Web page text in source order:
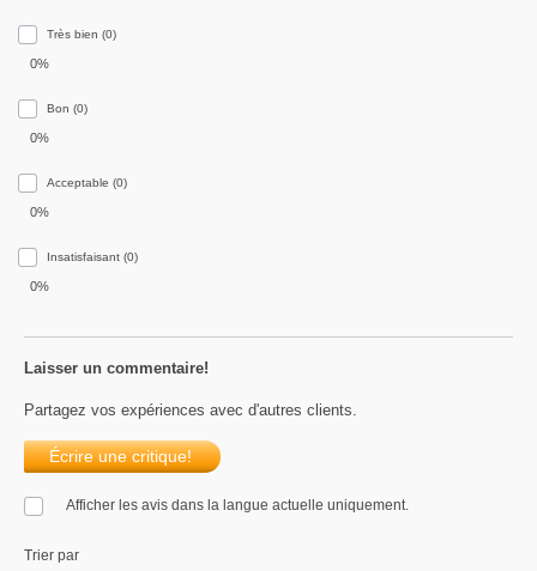
Très bien (0)
0%
Bon (0)
0%
Acceptable (0)
0%
Insatisfaisant (0)
0%
Laisser un commentaire!
Partagez vos expériences avec d'autres clients.
Écrire une critique!
Afficher les avis dans la langue actuelle uniquement.
Trier par